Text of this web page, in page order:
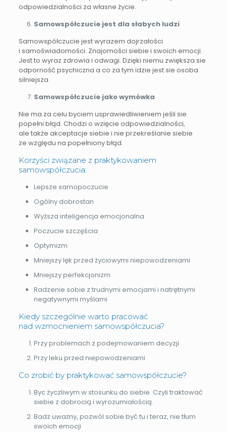
odpowiedzialności za własne życie.
Samowspółczucie jest dla słabych ludzi
Samowspółczucie jest wyrazem dojrzałości
i samoświadomości. Znajomości siebie i swoich emocji.
Jest to wyraz zdrowia i odwagi. Dzięki niemu zwiększa sie
odporność psychiczna a co za tym idzie jest sie osoba
silniejsza.
Samowspółczucie jako wymówka
Nie ma za celu byciem usprawiedliwieniem jeśli sie
popełni błąd. Chodzi o wzięcie odpowiedzialności,
ale także akceptacje siebie i nie przekreślanie siebie
ze względu na popełniony błąd.
Korzyści związane z praktykowaniem
samowspółczucia:
Lepsze samopoczucie
Ogólny dobrostan
Wyższa inteligencja emocjonalna
Poczucie szczęścia
Optymizm
Mniejszy lęk przed życiowymi niepowodzeniami
Mniejszy perfekcjonizm
Radzenie sobie z trudnymi emocjami i natrętnymi
negatywnymi myślami
Kiedy szczególnie warto pracować
nad wzmocnieniem samowspółczucia?
Przy problemach z podejmowaniem decyzji
Przy leku przed niepowodzeniami
Co zrobić by praktykować samowspółczucie?
Byc życzliwym w stosunku do siebie. Czyli traktować
siebie z dobrocią i wyrozumiałością.
Badz uważny, pozwól sobie być tu i teraz, nie tłum
swoich emocji